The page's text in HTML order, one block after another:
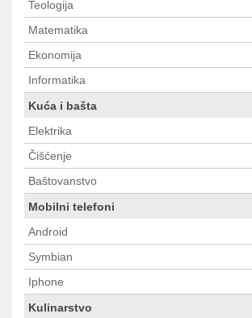
Teologija
Matematika
Ekonomija
Informatika
Kuća i bašta
Elektrika
Čišćenje
Baštovanstvo
Mobilni telefoni
Android
Symbian
Iphone
Kulinarstvo